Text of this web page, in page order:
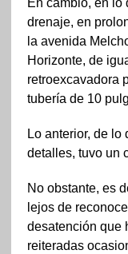
En cambio, en lo
drenaje, en
la avenida
Horizonte, de
retroexcavadora
tubería de 10
Lo anterior, de lo
detalles, tuvo un
No obstante, es
lejos de
desatención que
reiteradas